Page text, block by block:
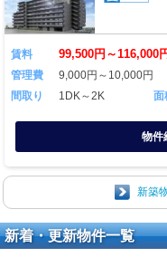
賃料 99,500円～116,000
管理費
9,000円～10,000円
間取り
1DK～2K 面
物件
新築
新着・更新物件一覧